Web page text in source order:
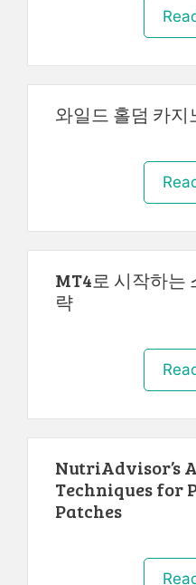
와일드 홀덤 카지
MT4로 시작하는
략
NutriAdvisor’s
Techniques for
Patches